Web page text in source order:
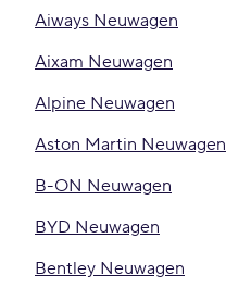
Aiways Neuwagen
Aixam Neuwagen
Alpine Neuwagen
Aston Martin Neuwagen
B-ON Neuwagen
BYD Neuwagen
Bentley Neuwagen